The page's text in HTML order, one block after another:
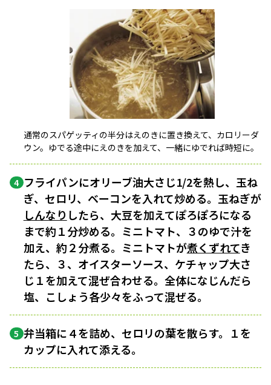
通常のスパゲッティの半分はえのきに置き換えて、カロリーダ
ウン。ゆでる途中にえのきを加えて、一緒にゆでれば時短に。
4 フライパンにオリーブ油大さじ1/2を熱し、玉ね
ぎ、セロリ、ベーコンを入れて炒める。玉ねぎが
しんなり したら、大豆を加えてぽろぽろになる
まで約１分炒める。ミニトマト、３のゆで汁を
加え、約２分煮る。ミニトマトが煮くずれてき
たら、３、オイスターソース、ケチャップ大さ
じ１を加えて混ぜ合わせる。全体になじんだら
塩、こしょう各少々をふって混ぜる。
5 弁当箱に４を詰め、セロリの葉を散らす。１を
カップに入れて添える。